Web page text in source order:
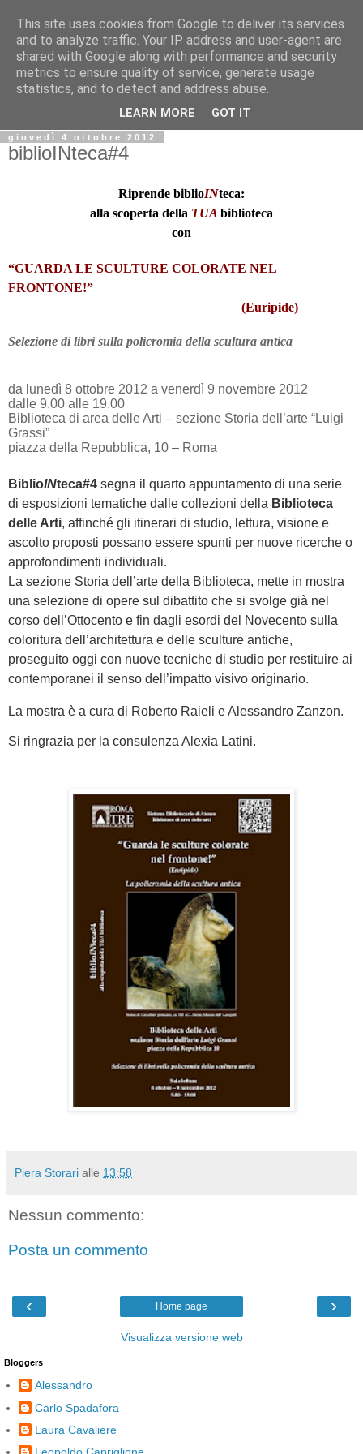
Biblio@rti in
Il Blog della Biblioteca di Area delle arti per condividere
informazioni iniziative incontri
giovedì 4 ottobre 2012
biblioINteca#4
Riprende biblioINteca:
alla scoperta della TUA biblioteca
con
“GUARDA LE SCULTURE COLORATE NEL
FRONTONE!”
(Euripide)
Selezione di libri sulla policromia della scultura antica
da lunedì 8 ottobre 2012 a venerdì 9 novembre 2012
dalle 9.00 alle 19.00
Biblioteca di area delle Arti – sezione Storia dell’arte “Luigi
Grassi”
piazza della Repubblica, 10 – Roma
BiblioINteca#4 segna il quarto appuntamento di una serie
di esposizioni tematiche dalle collezioni della Biblioteca
delle Arti, affinché gli itinerari di studio, lettura, visione e
ascolto proposti possano essere spunti per nuove ricerche o
approfondimenti individuali.
La sezione Storia dell’arte della Biblioteca, mette in mostra
una selezione di opere sul dibattito che si svolge già nel
corso dell’Ottocento e fin dagli esordi del Novecento sulla
coloritura dell’architettura e delle sculture antiche,
proseguito oggi con nuove tecniche di studio per restituire ai
contemporanei il senso dell’impatto visivo originario.
La mostra è a cura di Roberto Raieli e Alessandro Zanzon.
Si ringrazia per la consulenza Alexia Latini.
Piera Storari alle 13:58
Nessun commento:
Posta un commento
‹ ›
Home page
Visualizza versione web
Bloggers
Alessandro
Carlo Spadafora
Laura Cavaliere
This site uses cookies from Google to deliver its services
and to analyze traffic. Your IP address and user-agent are
shared with Google along with performance and security
metrics to ensure quality of service, generate usage
statistics, and to detect and address abuse.
LEARN MORE GOT IT